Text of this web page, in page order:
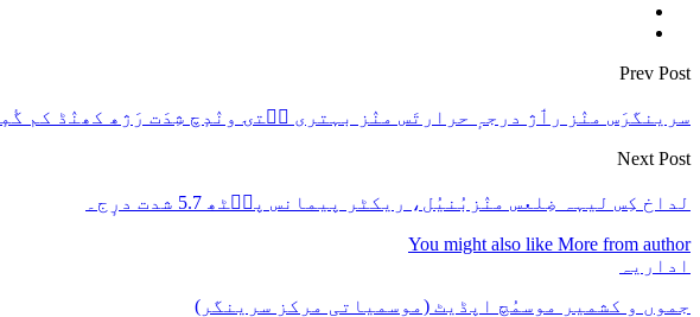
Prev Post
سرینگرَس منٛز رٲژ درجہٕ حرارتَس منٛز بہتری سۭتۍ ونٛدٕچ شِدَت رَژھ کھنٛڈ کم
Next Post
لداخ کِس لیہہ ضِلعس منٛزبُنیُل، ریکٹر پیمانس پٮ۪ٹھ 5.7 شدت درٕج۔
You might also like More from author
اداریہ
جموں و کشمیر موسمُچ اپڈیٹ (موسمیاتی مرکز سرینگر)